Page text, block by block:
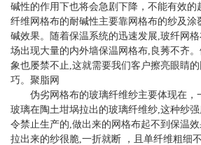
碱性的作用下也将会急剧下降，不能有效的
纤维网格布的耐碱性主要靠网格布的纱及涂
碱效果。随着保温系统的迅速发展,玻纤网
场出现大量的内外墙保温网格布,良莠不齐
象也屡禁不止,这就需要我们客户擦亮眼睛
巧。聚脂网
伪劣网格布的玻璃纤维纱主要体现在，
玻璃在陶土坩埚拉出的玻璃纤维纱,这种纱
令禁止生产的,做出来的网格布起不到保温
拉出来的纱很脆,一折就断 ，且单纤维粗细